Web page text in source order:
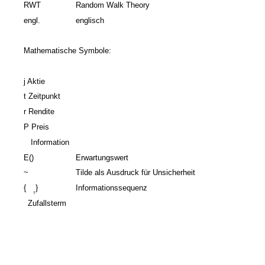
RWT
Random Walk Theory
engl.
englisch
Mathematische Symbole:
j Aktie
t Zeitpunkt
r Rendite
P Preis
Information
E()
Erwartungswert
~
Tilde als Ausdruck für Unsicherheit
{
t
}
Informationssequenz
Zufallsterm